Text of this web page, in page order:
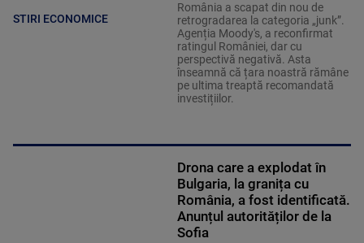
STIRI ECONOMICE
România a scapat din nou de
retrogradarea la categoria „junk”.
Agenția Moody's, a reconfirmat
ratingul României, dar cu
perspectivă negativă. Asta
înseamnă că țara noastră rămâne
pe ultima treaptă recomandată
investițiilor.
Drona care a explodat în
Bulgaria, la granița cu
România, a fost identificată.
Anunțul autorităților de la
Sofia